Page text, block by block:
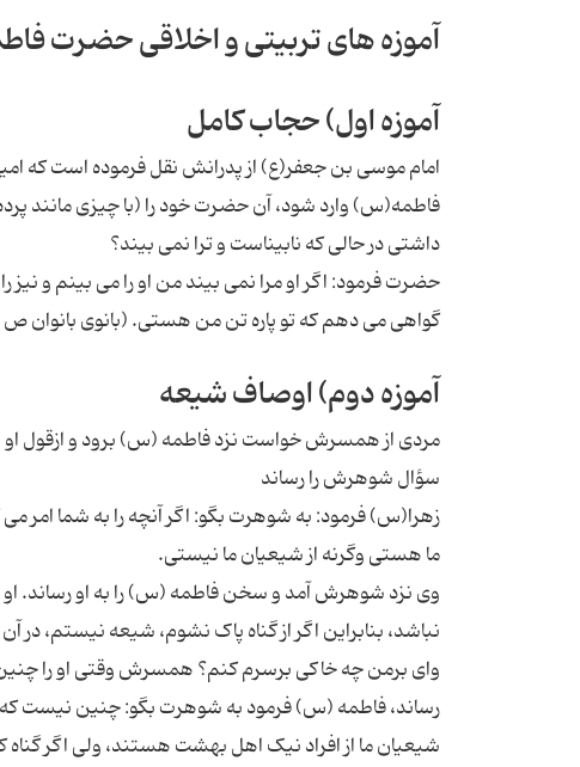
آموزه های تربیتی و اخلاقی حضرت
آموزه اول) حجاب کامل
امام موسی بن جعفر(ع) از پدرانش نقل فرموده است که
فاطمه(س) وارد شود، آن حضرت خود را (با چیزی مانند
داشتی در حالی که نابیناست و ترا نمی بیند؟
حضرت فرمود: اگر او مرا نمی بیند من او را می بینم و
گواهی می دهم که تو پاره تن من هستی. (بانوی بانوان ص ۲۶ به نقل از بحار ج ۴۳ ص ۹۱)
آموزه دوم) اوصاف شیعه
مردی از همسرش خواست نزد فاطمه (س) برود و ازقول
سؤال شوهرش را رساند
زهرا(س) فرمود: به شوهرت بگو: اگر آنچه را به شما امر
ما هستی وگرنه از شیعیان ما نیستی.
وی نزد شوهرش آمد و سخن فاطمه (س) را به او رساند. او
نباشد، بنابراین اگر از گناه پاک نشوم، شیعه نیستم،
وای برمن چه خاکی برسرم کنم؟ همسرش وقتی او را
رساند، فاطمه (س) فرمود به شوهرت بگو: چنین نیست
شیعیان ما از افراد نیک اهل بهشت هستند، ولی اگر گناه